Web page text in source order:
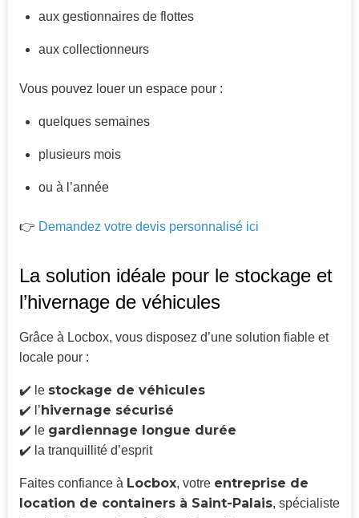
aux gestionnaires de flottes
aux collectionneurs
Vous pouvez louer un espace pour :
quelques semaines
plusieurs mois
ou à l’année
👉 Demandez votre devis personnalisé ici
La solution idéale pour le stockage et
l’hivernage de véhicules
Grâce à Locbox, vous disposez d’une solution fiable et
locale pour :
✔️ le stockage de véhicules
✔️ l’hivernage sécurisé
✔️ le gardiennage longue durée
✔️ la tranquillité d’esprit
Faites confiance à Locbox, votre entreprise de
location de containers à Saint-Palais, spécialiste